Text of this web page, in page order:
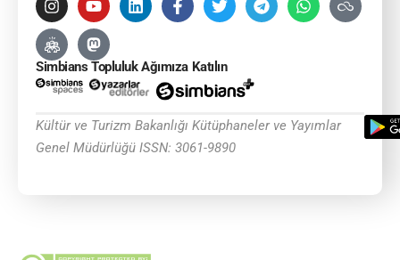
Simbians Topluluk Ağımıza Katılın
Kültür ve Turizm Bakanlığı Kütüphaneler ve Yayımlar
Genel Müdürlüğü ISSN: 3061-9890